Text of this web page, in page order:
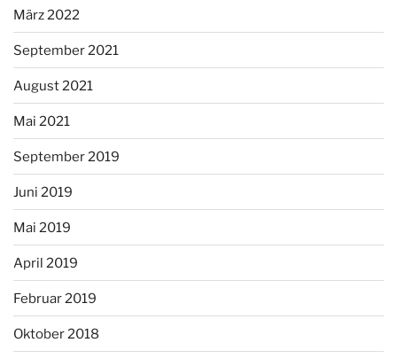
März 2022
September 2021
August 2021
Mai 2021
September 2019
Juni 2019
Mai 2019
April 2019
Februar 2019
Oktober 2018